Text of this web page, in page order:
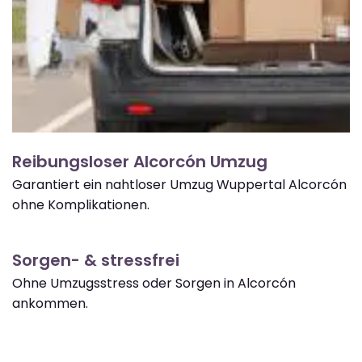
Reibungsloser Alcorcón Umzug
Garantiert ein nahtloser Umzug Wuppertal Alcorcón
ohne Komplikationen.
Sorgen- & stressfrei
Ohne Umzugsstress oder Sorgen in Alcorcón
ankommen.